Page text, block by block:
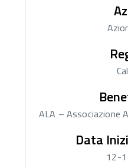
ALA – Associazione
Data
12-